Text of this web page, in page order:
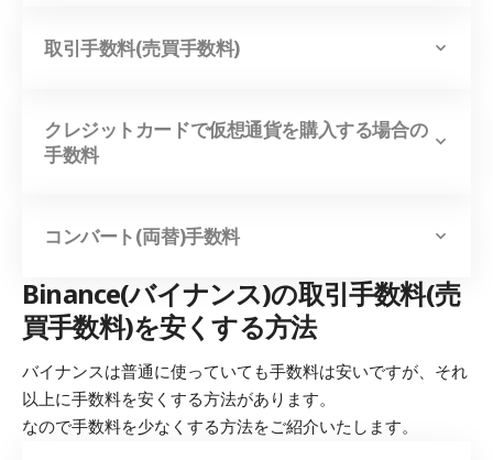
取引手数料(売買手数料)
クレジットカードで仮想通貨を購入する場合の
手数料
コンバート(両替)手数料
Binance(バイナンス)の取引手数料(売
買手数料)を安くする方法
バイナンスは普通に使っていても手数料は安いですが、それ
以上に手数料を安くする方法があります。
なので手数料を少なくする方法をご紹介いたします。